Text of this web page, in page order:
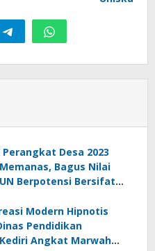
Perangkat Desa 2023
Bagus Nilai
Berpotensi Bersifat
Modern Hipnotis
Pendidikan
Angkat Marwah